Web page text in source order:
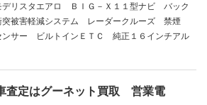
リスタエアロ ＢＩＧ－Ｘ１１型ナビ バック
被害軽減システム レーダークルーズ 禁煙
サー ビルトインＥＴＣ 純正１６インチアル
査定はグーネット買取 営業電